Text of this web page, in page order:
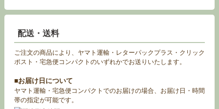
配送・送料
ご注文の商品により、ヤマト運輸・レターパックプラス・クリック
ポスト・宅急便コンパクトのいずれかでお送りいたします。
■お届け日について
ヤマト運輸・宅急便コンパクトでのお届けの場合、お届け日・時間
帯の指定が可能です。